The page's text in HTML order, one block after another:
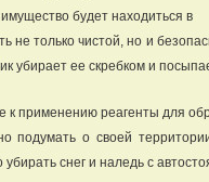
будет находиться в
не только чистой, но и
убирает ее скребком и
применению реагенты для
подумать о своей
снег и наледь с